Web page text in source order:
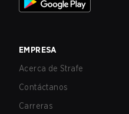
EMPRESA
Acerca de Strafe
Contáctanos
Carreras